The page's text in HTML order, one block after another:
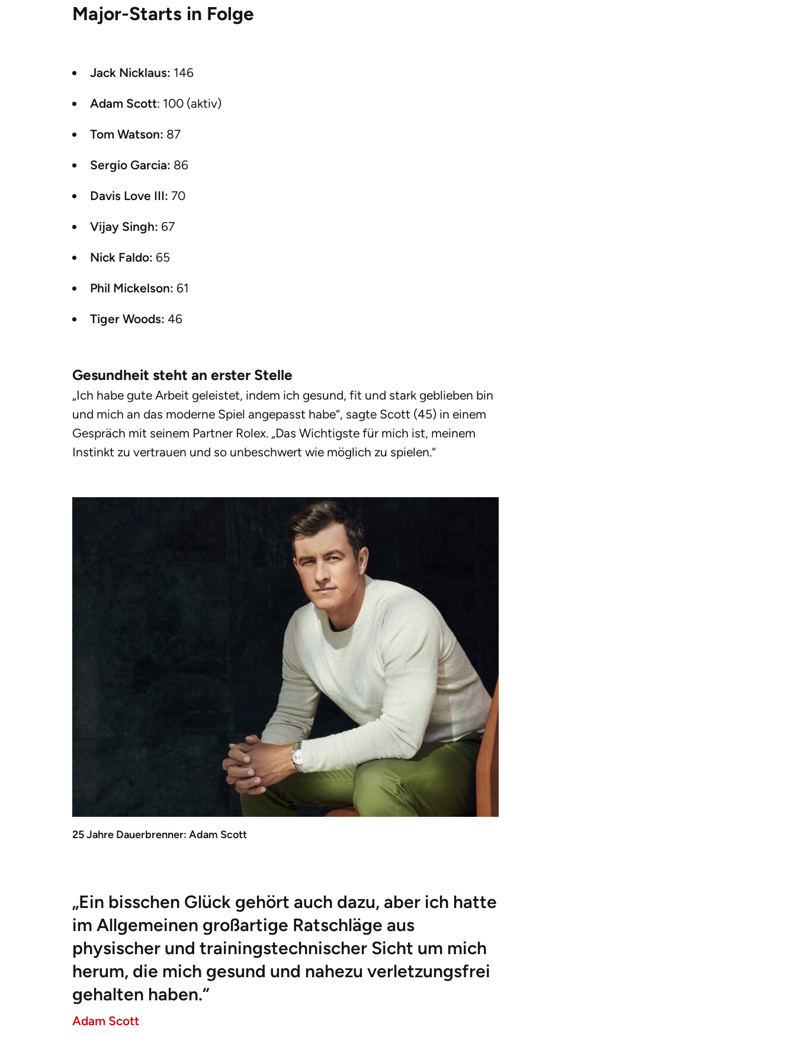
Major-Starts in Folge
Jack Nicklaus: 146
Adam Scott: 100 (aktiv)
Tom Watson: 87
Sergio Garcia: 86
Davis Love III: 70
Vijay Singh: 67
Nick Faldo: 65
Phil Mickelson: 61
Tiger Woods: 46
Gesundheit steht an erster Stelle
„Ich habe gute Arbeit geleistet, indem ich gesund, fit und stark geblieben bin
und mich an das moderne Spiel angepasst habe“, sagte Scott (45) in einem
Gespräch mit seinem Partner Rolex. „Das Wichtigste für mich ist, meinem
Instinkt zu vertrauen und so unbeschwert wie möglich zu spielen.“
25 Jahre Dauerbrenner: Adam Scott
„Ein bisschen Glück gehört auch dazu, aber ich hatte
im Allgemeinen großartige Ratschläge aus
physischer und trainingstechnischer Sicht um mich
herum, die mich gesund und nahezu verletzungsfrei
gehalten haben.“
Adam Scott